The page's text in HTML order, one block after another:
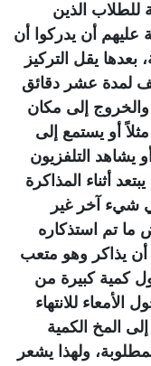
للطلاب الذين
عليهم أن يدركوا أن
يقل التركيز
لمدة عشر دقائق
إلى مكان
أو يستمع إلى
يشاهد التلفزيون
أثناء المذاكرة
شيء آخر غير
ما تم استذكاره
أن يذاكر وهو متعب
كمية كبيرة من
الأمعاء للانتهاء
المخ الكمية
ولهذا يشعر